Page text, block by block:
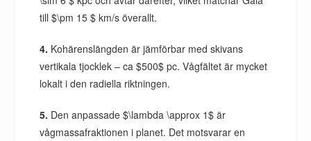
till $\pm 15 $ km/s överallt.
4. Kohärenslängden är jämförbar med skivans
vertikala tjocklek – ca $500$ pc. Vågfältet är mycket
lokalt i den radiella riktningen.
5. Den anpassade $\lambda \approx 1$ är
vågmassafraktionen i planet. Det motsvarar en